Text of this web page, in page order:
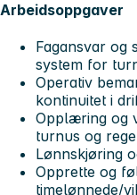
Arbeidsoppgaver
Fagansvar og
system for
Operativ
kontinuitet i
Opplæring og
turnus og
Lønnskjøring
Opprette og
timelønnede/